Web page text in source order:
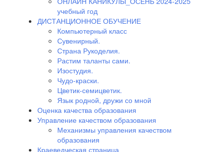
учебный год
ДИСТАНЦИОННОЕ ОБУЧЕНИЕ
Компьютерный класс
Сувенирный.
Страна Рукоделия.
Растим таланты сами.
Изостудия.
Чудо-краски.
Цветик-семицветик.
Язык родной, дружи со мной
Оценка качества образования
Управление качеством образования
Механизмы управления качеством
образования
Краеведческая страница